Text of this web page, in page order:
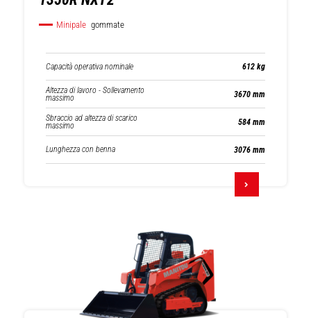
Minipale gommate
Capacità operativa nominale 612 kg
Altezza di lavoro - Sollevamento
massimo 3670 mm
Sbraccio ad altezza di scarico
massimo 584 mm
Lunghezza con benna 3076 mm